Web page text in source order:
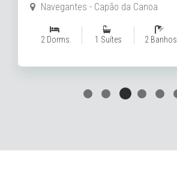
Navegantes - Capão da Canoa
2 Dorms. 1 Suítes 2 Banhos